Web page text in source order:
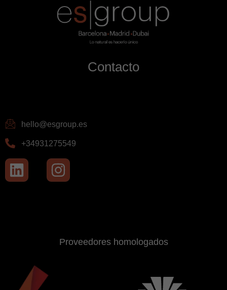
Contacto
hello@esgroup.es
+34931275549
Proveedores homologados